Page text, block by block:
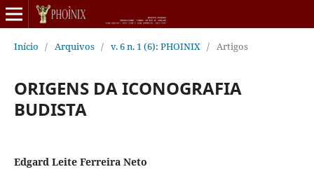
Início / Arquivos / v. 6 n. 1 (6): PHOINIX / Artigos
ORIGENS DA ICONOGRAFIA
BUDISTA
Edgard Leite Ferreira Neto